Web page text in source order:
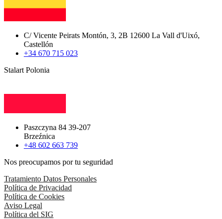
C/ Vicente Peirats Montón, 3, 2B 12600 La Vall d'Uixó,
Castellón
+34 670 715 023
Stalart Polonia
Paszczyna 84 39-207
Brzeźnica
+48 602 663 739
Nos preocupamos por tu seguridad
Tratamiento Datos Personales
Política de Privacidad
Política de Cookies
Aviso Legal
Política del SIG